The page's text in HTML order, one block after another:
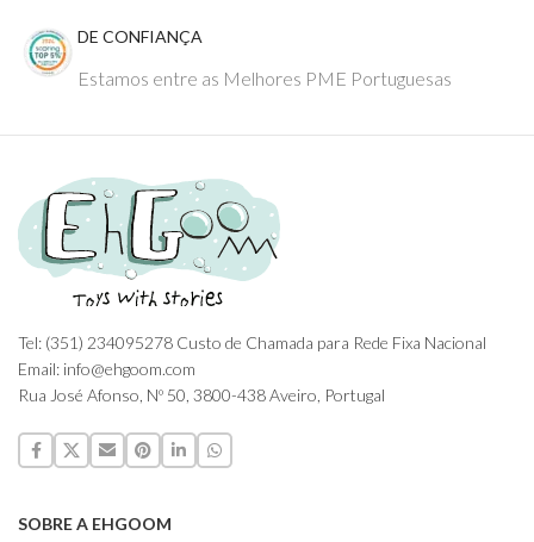
DE CONFIANÇA
Estamos entre as Melhores PME Portuguesas
Tel: (351) 234095278 Custo de Chamada para Rede Fixa Nacional
Email: info@ehgoom.com
Rua José Afonso, Nº 50, 3800-438 Aveiro, Portugal
SOBRE A EHGOOM